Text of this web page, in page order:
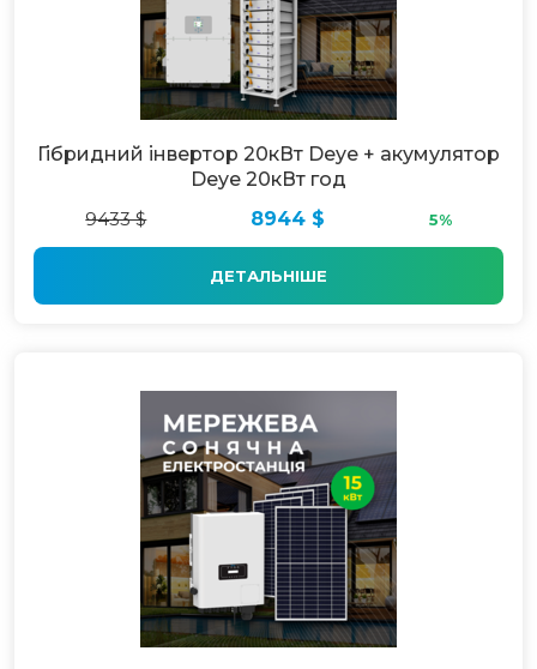
Гібридний інвертор 20кВт Deye + акумулятор
Deye 20кВт год
9433 $
8944 $ 5%
ДЕТАЛЬНІШЕ